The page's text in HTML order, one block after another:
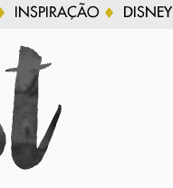
INSPIRAÇÃO DISNEY